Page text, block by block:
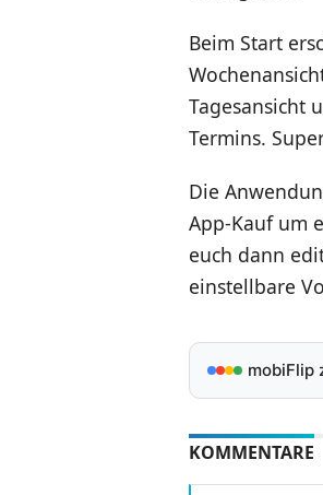
Beim Start
Tagesansicht
Termins.
Die
App-Kauf um
euch dann
einstellbare
mobiFlip
KOMMENTARE